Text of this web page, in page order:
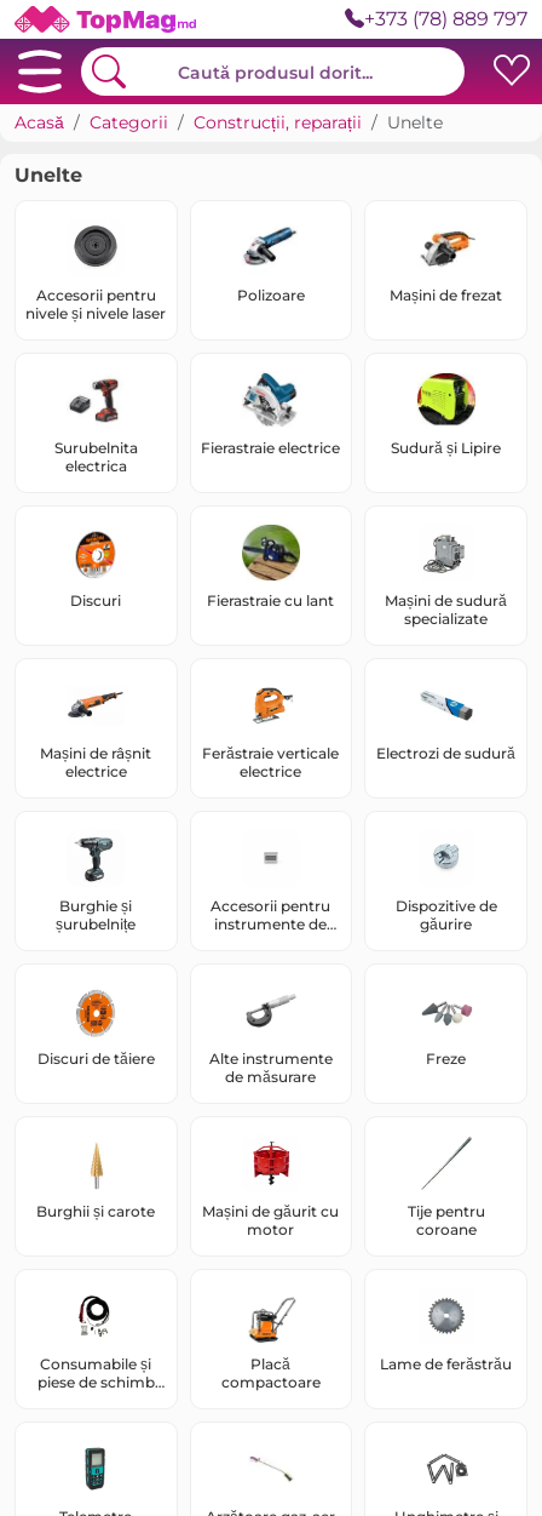
+373 (78) 889 797
Acasă Categorii Construcții, reparații Unelte
Unelte
Accesorii pentru
nivele și nivele laser
Polizoare Mașini de frezat
Surubelnita
electrica
Fierastraie electrice Sudură și Lipire
Discuri Fierastraie cu lant
Mașini de sudură
specializate
Mașini de râșnit
electrice
Ferăstraie verticale
electrice
Electrozi de sudură
Burghie și
șurubelnițe
Accesorii pentru
instrumente de
Dispozitive de
găurire
Discuri de tăiere
Alte instrumente
de măsurare
Freze
Burghii și carote
Mașini de găurit cu
motor
Tije pentru
coroane
Consumabile și
piese de schimb
Placă
compactoare
Lame de ferăstrău